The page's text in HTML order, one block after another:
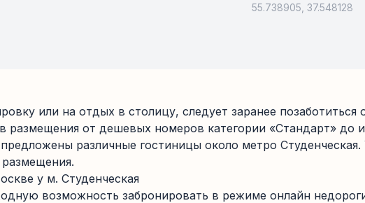
55.738905 37.548128
или на отдых в столицу, следует заранее
размещения от дешевых номеров категории «Стандарт» до
различные гостиницы около метро
у м. Студенческая
возможность забронировать в режиме онлайн